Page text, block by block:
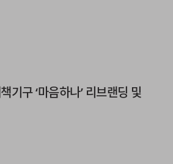
기구 ‘마음하나’ 리브랜딩 및